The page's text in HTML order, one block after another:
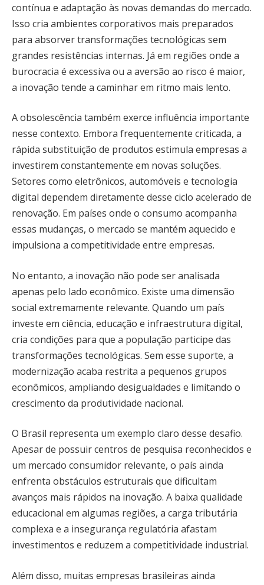
contínua e adaptação às novas demandas do mercado.
Isso cria ambientes corporativos mais preparados
para absorver transformações tecnológicas sem
grandes resistências internas. Já em regiões onde a
burocracia é excessiva ou a aversão ao risco é maior,
a inovação tende a caminhar em ritmo mais lento.
A obsolescência também exerce influência importante
nesse contexto. Embora frequentemente criticada, a
rápida substituição de produtos estimula empresas a
investirem constantemente em novas soluções.
Setores como eletrônicos, automóveis e tecnologia
digital dependem diretamente desse ciclo acelerado de
renovação. Em países onde o consumo acompanha
essas mudanças, o mercado se mantém aquecido e
impulsiona a competitividade entre empresas.
No entanto, a inovação não pode ser analisada
apenas pelo lado econômico. Existe uma dimensão
social extremamente relevante. Quando um país
investe em ciência, educação e infraestrutura digital,
cria condições para que a população participe das
transformações tecnológicas. Sem esse suporte, a
modernização acaba restrita a pequenos grupos
econômicos, ampliando desigualdades e limitando o
crescimento da produtividade nacional.
O Brasil representa um exemplo claro desse desafio.
Apesar de possuir centros de pesquisa reconhecidos e
um mercado consumidor relevante, o país ainda
enfrenta obstáculos estruturais que dificultam
avanços mais rápidos na inovação. A baixa qualidade
educacional em algumas regiões, a carga tributária
complexa e a insegurança regulatória afastam
investimentos e reduzem a competitividade industrial.
Além disso, muitas empresas brasileiras ainda